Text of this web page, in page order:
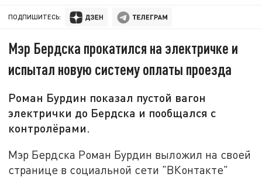
ПОДПИШИТЕСЬ:
Мэр Бердска прокатился на электричке и
испытал новую систему оплаты проезда
Роман Бурдин показал пустой вагон
электрички до Бердска и пообщался с
контролёрами.
Мэр Бердска Роман Бурдин выложил на своей
странице в социальной сети "ВКонтакте"